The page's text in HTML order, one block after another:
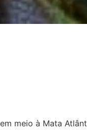
meio à Mata